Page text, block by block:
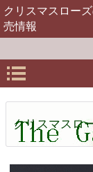
クリスマスロー
売情報
クリスマスロ